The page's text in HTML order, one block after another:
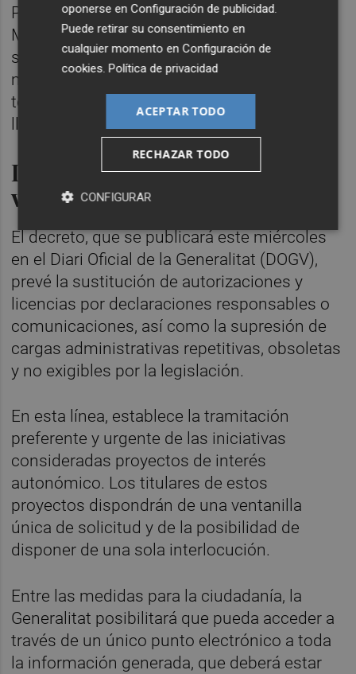
Por su parte, la portavoz del Consell, Ruth
Merino, ha explicado en su comparecencia
semanal que el decreto supone "una
modificación muy ambiciosa que afecta a
todas las áreas" de la administración que
llega tras meses de trabajo.
Declaraciones responsables y
ventanilla única
El decreto, que se publicará este miércoles
en el Diari Oficial de la Generalitat (DOGV),
prevé la sustitución de autorizaciones y
licencias por declaraciones responsables o
comunicaciones, así como la supresión de
cargas administrativas repetitivas, obsoletas
y no exigibles por la legislación.
En esta línea, establece la tramitación
preferente y urgente de las iniciativas
consideradas proyectos de interés
autonómico. Los titulares de estos
proyectos dispondrán de una ventanilla
única de solicitud y de la posibilidad de
disponer de una sola interlocución.
Entre las medidas para la ciudadanía, la
Generalitat posibilitará que pueda acceder a
través de un único punto electrónico a toda
la información generada, que deberá estar
oponerse enConfiguración de publicidad
Puede retirar su consentimiento en
cualquier momento enConfiguración de
cookies .Política de privacidad
ACEPTAR TODO
RECHAZAR TODO
CONFIGURAR